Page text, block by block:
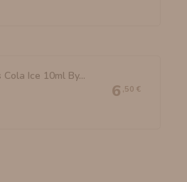
Cola Ice 10ml By...
6 ,50 €